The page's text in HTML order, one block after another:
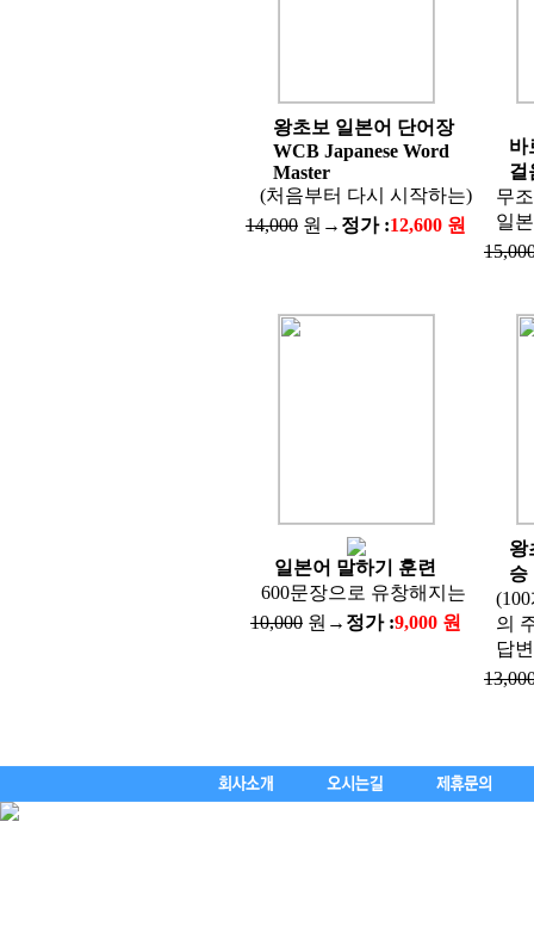
왕초보 일본어 단어장
WCB Japanese Word
Master
(처음부터 다시 시작하는)
14,000 원→ 정가 :12,600 원
바
걸
무
일
일본어 말하기 훈련
600문장으로 유창해지는
10,000 원→ 정가 :9,000 원
왕
승
의
답